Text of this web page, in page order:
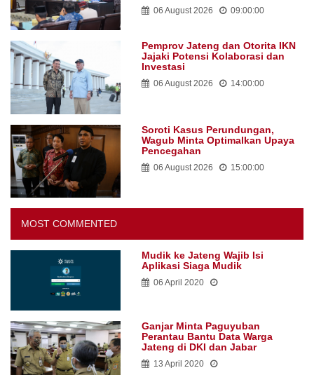
06 August 2026 09:00:00
Pemprov Jateng dan Otorita IKN
Jajaki Potensi Kolaborasi dan
Investasi
06 August 2026 14:00:00
Soroti Kasus Perundungan,
Wagub Minta Optimalkan Upaya
Pencegahan
06 August 2026 15:00:00
MOST COMMENTED
Mudik ke Jateng Wajib Isi
Aplikasi Siaga Mudik
06 April 2020
Ganjar Minta Paguyuban
Perantau Bantu Data Warga
Jateng di DKI dan Jabar
13 April 2020